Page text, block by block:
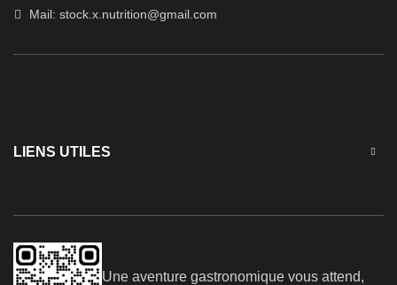
Mail: stock.x.nutrition@gmail.com
LIENS UTILES
Une aventure gastronomique vous attend,